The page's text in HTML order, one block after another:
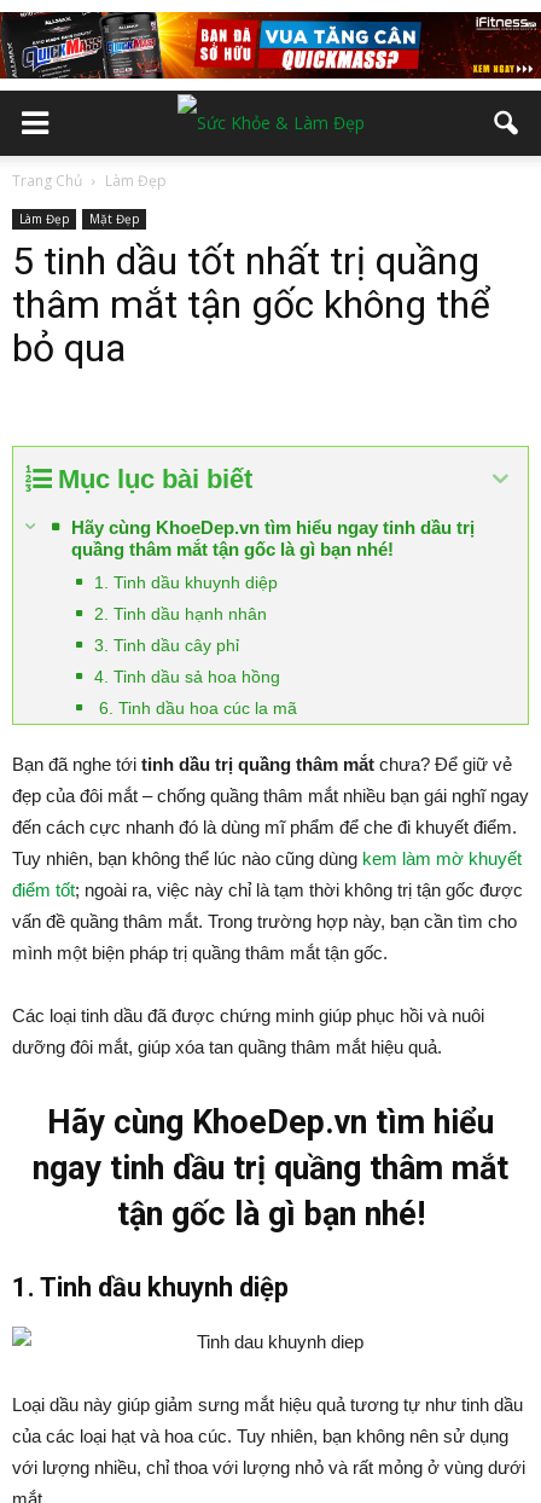
Trang Chủ Làm Đẹp
Làm Đẹp Mặt Đẹp
5 tinh dầu tốt nhất trị quầng
thâm mắt tận gốc không thể
bỏ qua
Mục lục bài biết
Hãy cùng KhoeDep.vn tìm hiểu ngay tinh dầu trị
quầng thâm mắt tận gốc là gì bạn nhé!
1. Tinh dầu khuynh diệp
2. Tinh dầu hạnh nhân
3. Tinh dầu cây phỉ
4. Tinh dầu sả hoa hồng
6. Tinh dầu hoa cúc la mã
Bạn đã nghe tới tinh dầu trị quầng thâm mắt chưa? Để giữ vẻ
đẹp của đôi mắt – chống quầng thâm mắt nhiều bạn gái nghĩ ngay
đến cách cực nhanh đó là dùng mĩ phẩm để che đi khuyết điểm.
Tuy nhiên, bạn không thể lúc nào cũng dùng kem làm mờ khuyết
điểm tốt; ngoài ra, việc này chỉ là tạm thời không trị tận gốc được
vấn đề quầng thâm mắt. Trong trường hợp này, bạn cần tìm cho
mình một biện pháp trị quầng thâm mắt tận gốc.
Các loại tinh dầu đã được chứng minh giúp phục hồi và nuôi
dưỡng đôi mắt, giúp xóa tan quầng thâm mắt hiệu quả.
Hãy cùng KhoeDep.vn tìm hiểu
ngay tinh dầu trị quầng thâm mắt
tận gốc là gì bạn nhé!
1. Tinh dầu khuynh diệp
Loại dầu này giúp giảm sưng mắt hiệu quả tương tự như tinh dầu
của các loại hạt và hoa cúc. Tuy nhiên, bạn không nên sử dụng
với lượng nhiều, chỉ thoa với lượng nhỏ và rất mỏng ở vùng dưới
mắt.